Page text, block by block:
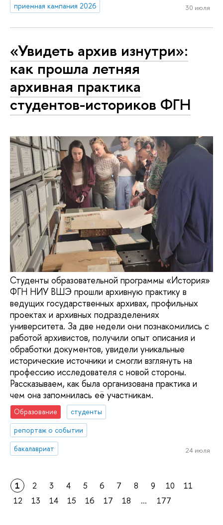
приемная кампания 2026
30 июля
«Увидеть архив изнутри»:
как прошла летняя
архивная практика
студентов-историков ФГН
Студенты образовательной программы «История»
ФГН НИУ ВШЭ прошли архивную практику в
ведущих государственных архивах, профильных
проектах и архивных подразделениях
университета. За две недели они познакомились с
работой архивистов, получили опыт описания и
обработки документов, увидели уникальные
исторические источники и смогли взглянуть на
профессию исследователя с новой стороны.
Рассказываем, как была организована практика и
чем она запомнилась её участникам.
Образование
студенты
репортаж о событии
бакалавриат
24 июля
1 2 3 4 5 6 7 8 9 10
11
12
13 14 15 16 17 18 ... 177